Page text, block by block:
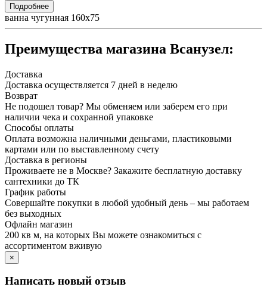
Подробнее
ванна чугунная 160х75
Преимущества магазина Всанузел:
Доставка
Доставка осуществляется 7 дней в неделю
Возврат
Не подошел товар? Мы обменяем или заберем его при
наличии чека и сохранной упаковке
Способы оплаты
Оплата возможна наличными деньгами, пластиковыми
картами или по выставленному счету
Доставка в регионы
Проживаете не в Москве? Закажите бесплатную доставку
сантехники до ТК
График работы
Совершайте покупки в любой удобный день – мы работаем
без выходных
Офлайн магазин
200 кв м, на которых Вы можете ознакомиться с
ассортиментом вживую
×
Написать новый отзыв